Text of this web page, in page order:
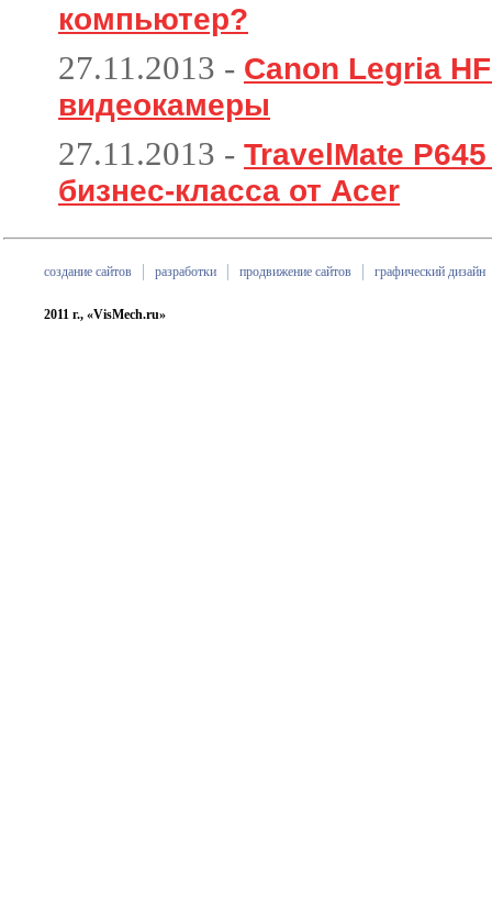
компьютер?
27.11.2013 - Canon Legria
видеокамеры
27.11.2013 - TravelMate
бизнес-класса от Acer
создание сайтов разработки продвижение сайтов графический дизайн
2011 г., «VisMech.ru»